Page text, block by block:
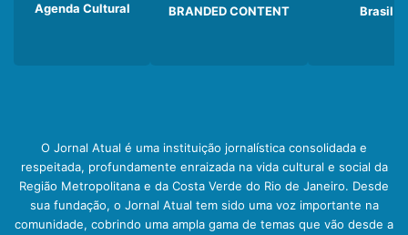
Agenda Cultural BRANDED CONTENT Brasil
O Jornal Atual é uma instituição jornalística consolidada e
respeitada, profundamente enraizada na vida cultural e social da
Região Metropolitana e da Costa Verde do Rio de Janeiro. Desde
sua fundação, o Jornal Atual tem sido uma voz importante na
comunidade, cobrindo uma ampla gama de temas que vão desde a